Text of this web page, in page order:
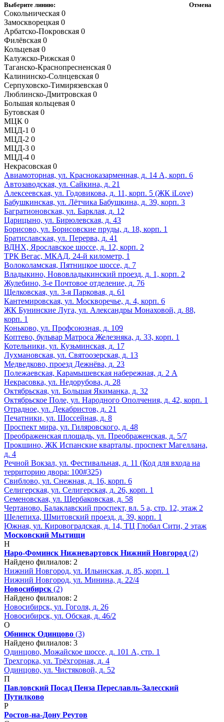
Выберите линию: Отмена
Сокольническая 0
Замоскворецкая 0
Арбатско-Покровская 0
Филёвская 0
Кольцевая 0
Калужско-Рижская 0
Таганско-Краснопресненская 0
Калининско-Солнцевская 0
Серпуховско-Тимирязевская 0
Люблинско-Дмитровская 0
Большая кольцевая 0
Бутовская 0
МЦК 0
МЦД-1 0
МЦД-2 0
МЦД-3 0
МЦД-4 0
Некрасовская 0
Авиамоторная, ул. Красноказарменная, д. 14 А, корп. 6
Автозаводская, ул. Сайкина, д. 21
Алексеевская, ул. Годовикова, д. 11, корп. 5 (ЖК iLove)
Бабушкинская, ул. Лётчика Бабушкина, д. 39, корп. 3
Багратионовская, ул. Барклая, д. 12
Царицыно, ул. Бирюлевская, д. 43
Борисово, ул. Борисовские пруды, д. 18, корп. 1
Братиславская, ул. Перерва, д. 41
ВДНХ, Ярославское шоссе, д. 12, корп. 2
ТРК Вегас, МКАД, 24-й километр, 1
Волоколамская, Пятницкое шоссе, д. 7
Владыкино, Нововладыкинский проезд, д. 1, корп. 2
Жулебино, 3-е Почтовое отделение, д. 76
Щелковская, ул. 3-я Парковая, д. 61
Кантемировская, ул. Москворечье, д. 4, корп. 6
ЖК Бунинские Луга, ул. Александры Монаховой, д. 88,
корп. 1
Коньково, ул. Профсоюзная, д. 109
Коптево, бульвар Матроса Железняка, д. 33, корп. 1
Котельники, ул. Кузьминская, д. 17
Лухмановская, ул. Святоозерская, д. 13
Медведково, проезд Дежнёва, д. 23
Полежаевская, Карамышевская набережная, д. 2 А
Некрасовка, ул. Недорубова, д. 28
Октябрьская, ул. Большая Якиманка, д. 32
Октябрьское Поле, ул. Народного Ополчения, д. 42, корп. 1
Отрадное, ул. Декабристов, д. 21
Печатники, ул. Шоссейная, д. 8
Проспект мира, ул. Гиляровского, д. 48
Преображенская площадь, ул. Преображенская, д. 5/7
Прокшино, ЖК Испанские кварталы, проспект Магеллана,
д. 4
Речной Вокзал, ул. Фестивальная, д. 11 (Код для входа на
территорию двора: 100#325)
Свиблово, ул. Снежная, д. 16, корп. 6
Селигерская, ул. Селигерская, д. 26, корп. 1
Семеновская, ул. Щербаковская, д. 58
Чертаново, Балаклавский проспект, вл. 5 а, стр. 12, этаж 2
Шелепиха, Шмитовский проезд, д. 39, корп. 1
Южная, ул. Кировоградская, д. 14, ТЦ Глобал Сити, 2 этаж
Московский Мытищи
Н
Наро-Фоминск Нижневартовск Нижний Новгород (2)
Найдено филиалов: 2
Нижний Новгород, ул. Ильинская, д. 85, корп. 1
Нижний Новгород, ул. Минина, д. 22/4
Новосибирск (2)
Найдено филиалов: 2
Новосибирск, ул. Гоголя, д. 26
Новосибирск, ул. Обская, д. 46/2
О
Обнинск Одинцово (3)
Найдено филиалов: 3
Одинцово, Можайское шоссе, д. 101 А, стр. 1
Трехгорка, ул. Трёхгорная, д. 4
Одинцово, ул. Чистяковой, д. 52
П
Павловский Посад Пенза Переславль-Залесский
Путилково
Р
Ростов-на-Дону Реутов